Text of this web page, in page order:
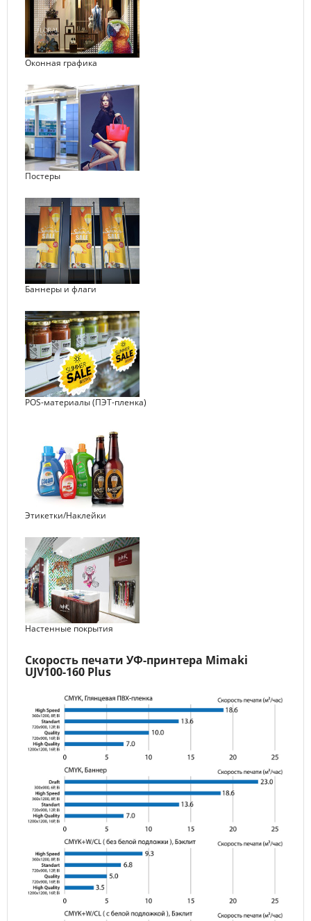
Оконная графика
Постеры
Баннеры и флаги
POS-материалы (ПЭТ-пленка)
Этикетки/Наклейки
Настенные покрытия
Скорость печати УФ-принтера Mimaki
UJV100-160 Plus